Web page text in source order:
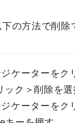
の方法で削除
ケーターをク
ック＞削除を選
ケーターをク